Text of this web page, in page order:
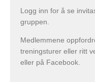
Logg inn for å se
gruppen.
Medlemmene
treningsturer eller ritt
eller på Facebook.